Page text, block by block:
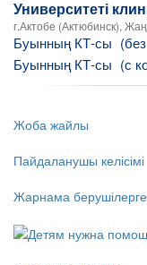
Университеті
г.Актобе (Актюбинск),
Буынның КТ-сы
Буынның КТ-сы (с
Жоба жайлы
Пайдаланушы келісімі
Жарнама берушілерге